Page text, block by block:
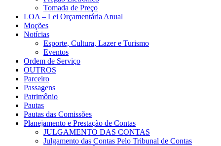
Tomada de Preço
LOA – Lei Orçamentária Anual
Moções
Notícias
Esporte, Cultura, Lazer e Turismo
Eventos
Ordem de Serviço
OUTROS
Parceiro
Passagens
Patrimônio
Pautas
Pautas das Comissões
Planejamento e Prestação de Contas
JULGAMENTO DAS CONTAS
Julgamento das Contas Pelo Tribunal de Contas